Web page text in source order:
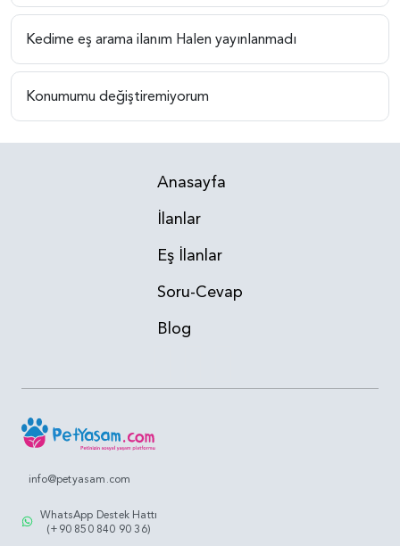
Kedime eş arama ilanım Halen yayınlanmadı
Konumumu değiştiremiyorum
Anasayfa
İlanlar
Eş İlanlar
Soru-Cevap
Blog
info@petyasam.com
WhatsApp Destek Hattı
(+90 850 840 90 36)